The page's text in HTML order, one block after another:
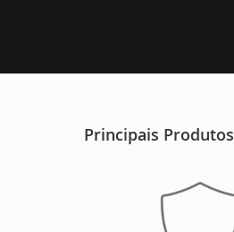
Principais Produtos